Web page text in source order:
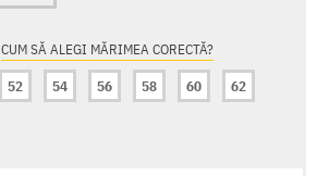
CUM SĂ ALEGI MĂRIMEA CORECTĂ?
52 54 56 58 60 62